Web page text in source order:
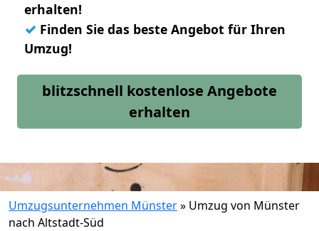
erhalten!
✓ Finden Sie das beste Angebot für Ihren
Umzug!
blitzschnell kostenlose Angebote
erhalten
Umzugsunternehmen Münster» Umzug von Münster
nach Altstadt-Süd